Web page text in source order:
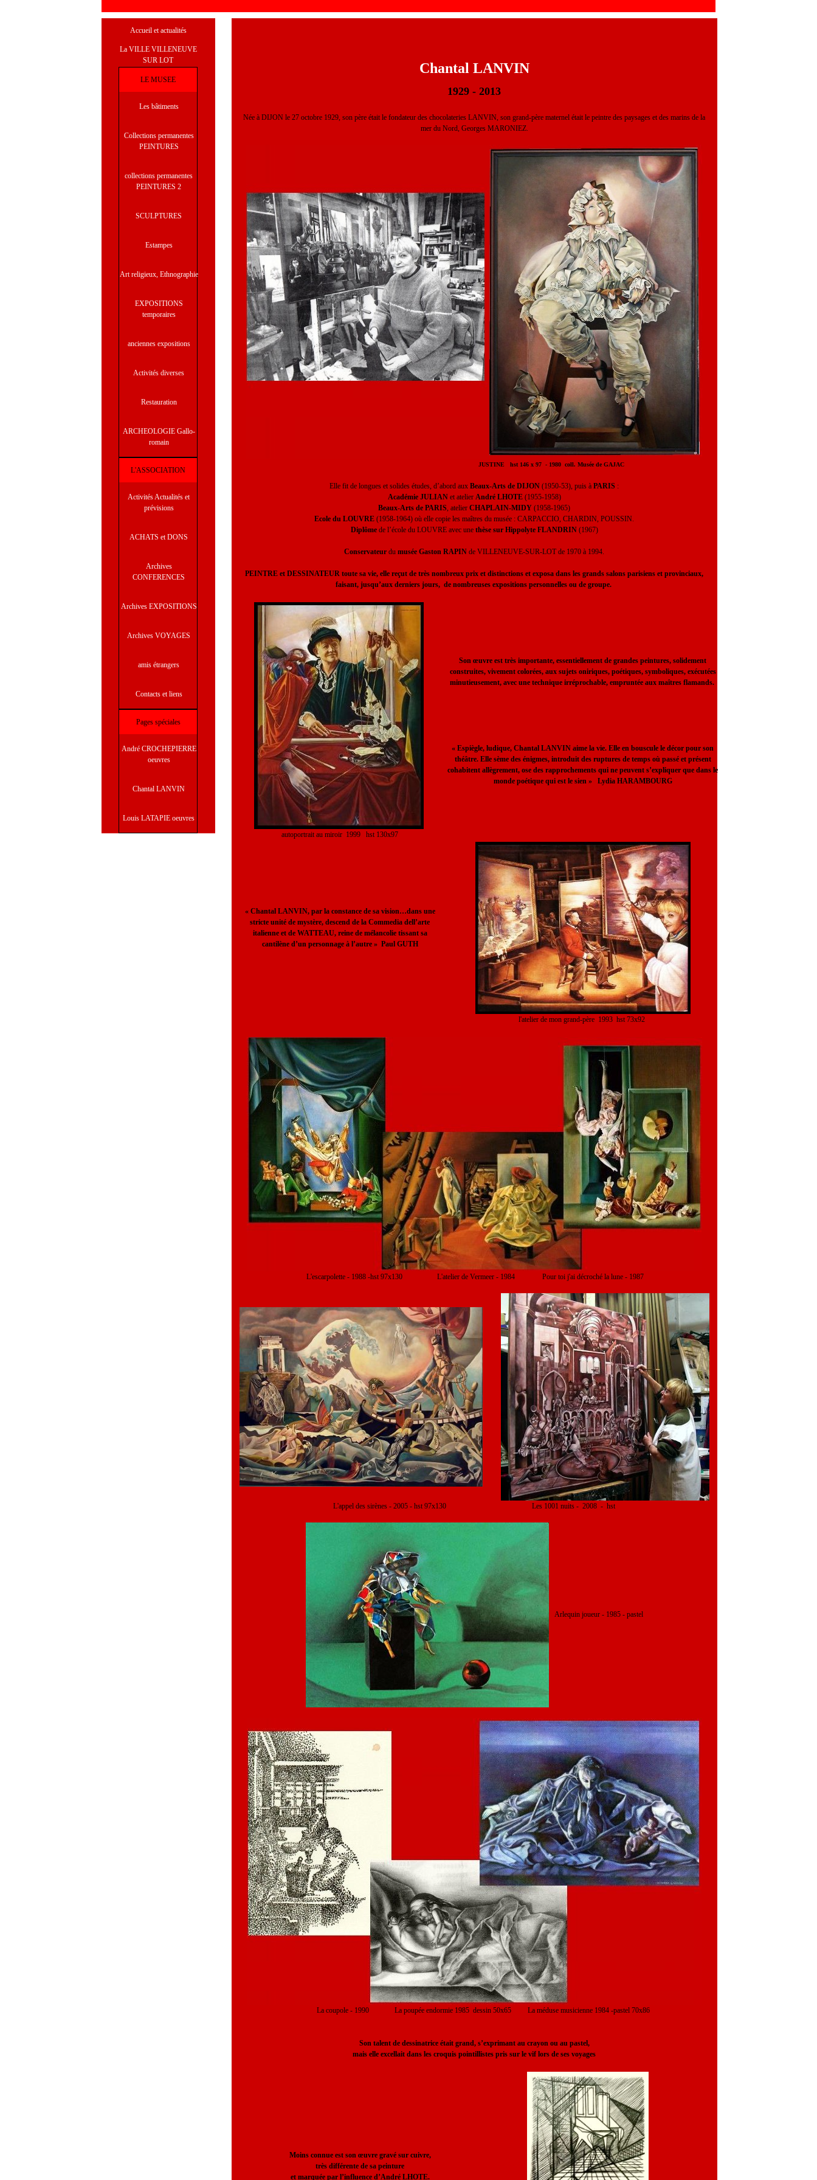
Accueil et actualités
La VILLE VILLENEUVE
SUR LOT
LE MUSEE
Les bâtiments
Collections permanentes
PEINTURES
collections permanentes
PEINTURES 2
SCULPTURES
Estampes
Art religieux, Ethnographie
EXPOSITIONS
temporaires
anciennes expositions
Activités diverses
Restauration
ARCHEOLOGIE Gallo-
romain
L'ASSOCIATION
Activités Actualités et
prévisions
ACHATS et DONS
Archives
CONFERENCES
Archives EXPOSITIONS
Archives VOYAGES
amis étrangers
Contacts et liens
Pages spéciales
André CROCHEPIERRE
oeuvres
Chantal LANVIN
Louis LATAPIE oeuvres
Chantal LANVIN
1929 - 2013
Née à DIJON le 27 octobre 1929, son père était le fondateur des chocolateries LANVIN, son grand-père maternel était le peintre des paysages et des marins de la
mer du Nord, Georges MARONIEZ.
JUSTINE hst 146 x 97 - 1980 coll. Musée de GAJAC
Elle fit de longues et solides études, d’abord aux Beaux-Arts de DIJON (1950-53), puis àPARIS :
Académie JULIANet atelier André LHOTE(1955-1958)
Beaux-Arts de PARIS, atelierCHAPLAIN-MIDY (1958-1965)
Ecole du LOUVRE (1958-1964) où elle copie les maîtres du musée : CARPACCIO, CHARDIN, POUSSIN.
Diplômede l’école du LOUVRE avec une thèse sur Hippolyte FLANDRIN(1967)
Conservateur dumusée Gaston RAPIN de VILLENEUVE-SUR-LOT de 1970 à 1994.
PEINTRE et DESSINATEUR toute sa vie, elle reçut de très nombreux prix et distinctions et exposa dans les grands salons parisiens et provinciaux,
faisant, jusqu’aux derniers jours, de nombreuses expositions personnelles ou de groupe.
autoportrait au miroir 1999 hst 130x97
Son œuvre est très importante, essentiellement de grandes peintures, solidement
construites, vivement colorées, aux sujets oniriques, poétiques, symboliques, exécutées
minutieusement, avec une technique irréprochable, empruntée aux maîtres flamands.
« Espiègle, ludique, Chantal LANVIN aime la vie. Elle en bouscule le décor pour son
théâtre. Elle sème des énigmes, introduit des ruptures de temps où passé et présent
cohabitent allègrement, ose des rapprochements qui ne peuvent s’expliquer que dans le
monde poétique qui est le sien » Lydia HARAMBOURG
« Chantal LANVIN, par la constance de sa vision…dans une
stricte unité de mystère, descend de la Commedia dell’arte
italienne et de WATTEAU, reine de mélancolie tissant sa
cantilène d’un personnage à l’autre » Paul GUTH
l'atelier de mon grand-père 1993 hst 73x92
L'escarpolette - 1988 -hst 97x130 L'atelier de Vermeer - 1984 Pour toi j'ai décroché la lune - 1987
L'appel des sirènes - 2005 - hst 97x130 Les 1001 nuits - 2008 - hst
Arlequin joueur - 1985 - pastel
La coupole - 1990 La poupée endormie 1985 dessin 50x65 La méduse musicienne 1984 -pastel 70x86
Son talent de dessinatrice était grand, s’exprimant au crayon ou au pastel,
mais elle excellait dans les croquis pointillistes pris sur le vif lors de ses voyages
Moins connue est son œuvre gravé sur cuivre,
très différente de sa peinture
et marquée par l’influence d’André LHOTE.